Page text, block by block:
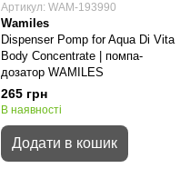
Артикул: WAM-193990
Wamiles
Dispenser Pomp for Aqua Di Vita
Body Concentrate | помпа-
дозатор WAMILES
265 грн
В наявності
Додати в кошик